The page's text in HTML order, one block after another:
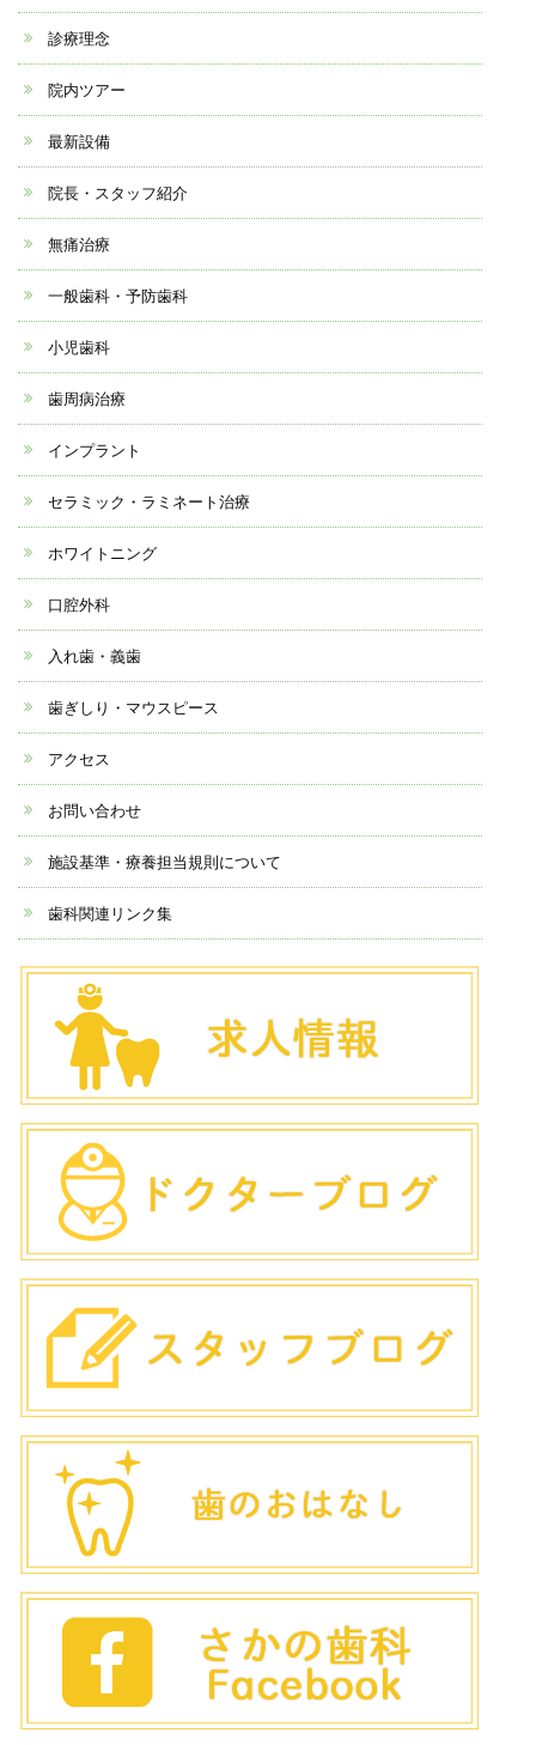
診療理念
院内ツアー
最新設備
院長・スタッフ紹介
無痛治療
一般歯科・予防歯科
小児歯科
歯周病治療
インプラント
セラミック・ラミネート治療
ホワイトニング
口腔外科
入れ歯・義歯
歯ぎしり・マウスピース
アクセス
お問い合わせ
施設基準・療養担当規則について
歯科関連リンク集